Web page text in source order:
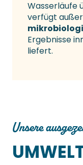
Wasserläufe
verfügt
Ergebnisse
liefert.
Unsere